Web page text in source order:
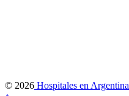
© 2026 Hospitales en Argentina